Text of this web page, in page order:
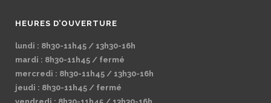
HEURES D’OUVERTURE
lundi : 8h30-11h45 / 13h30-16h
mardi : 8h30-11h45 / fermé
mercredi : 8h30-11h45 / 13h30-16h
jeudi : 8h30-11h45 / fermé